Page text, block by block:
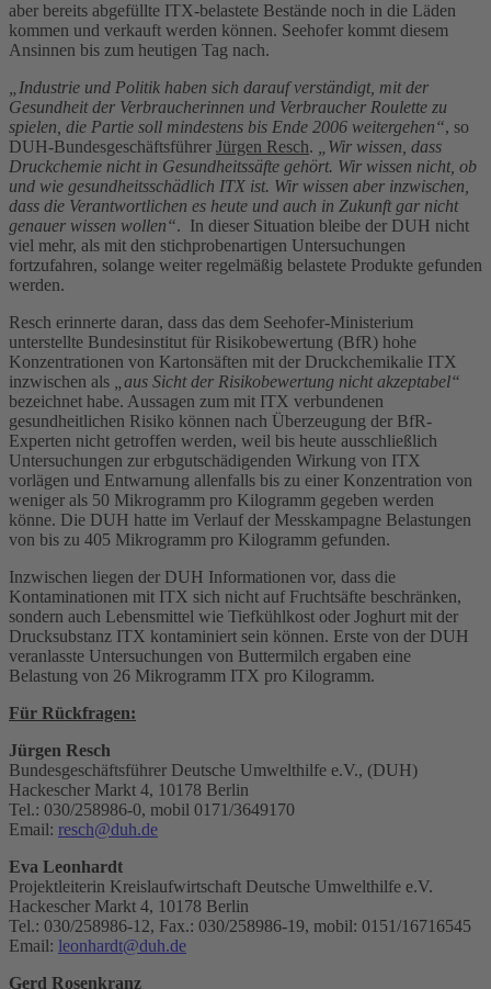
aber bereits abgefüllte ITX-belastete Bestände noch in die Läden
kommen und verkauft werden können. Seehofer kommt diesem
Ansinnen bis zum heutigen Tag nach.
„Industrie und Politik haben sich darauf verständigt, mit der
Gesundheit der Verbraucherinnen und Verbraucher Roulette zu
spielen, die Partie soll mindestens bis Ende 2006 weitergehen“, so
DUH-Bundesgeschäftsführer Jürgen Resch.
„Wir wissen, dass
Druckchemie nicht in Gesundheitssäfte gehört. Wir wissen nicht, ob
und wie gesundheitsschädlich ITX ist. Wir wissen aber inzwischen,
dass die Verantwortlichen es heute und auch in Zukunft gar nicht
genauer wissen wollen“. In dieser Situation bleibe der DUH nicht
viel mehr, als mit den stichprobenartigen Untersuchungen
fortzufahren, solange weiter regelmäßig belastete Produkte gefunden
werden.
Resch erinnerte daran, dass das dem Seehofer-Ministerium
unterstellte Bundesinstitut für Risikobewertung (BfR) hohe
Konzentrationen von Kartonsäften mit der Druckchemikalie ITX
inzwischen als
„aus Sicht der Risikobewertung nicht akzeptabel“
bezeichnet habe. Aussagen zum mit ITX verbundenen
gesundheitlichen Risiko können nach Überzeugung der BfR-
Experten nicht getroffen werden, weil bis heute ausschließlich
Untersuchungen zur erbgutschädigenden Wirkung von ITX
vorlägen und Entwarnung allenfalls bis zu einer Konzentration von
weniger als 50 Mikrogramm pro Kilogramm gegeben werden
könne. Die DUH hatte im Verlauf der Messkampagne Belastungen
von bis zu 405 Mikrogramm pro Kilogramm gefunden.
Inzwischen liegen der DUH Informationen vor, dass die
Kontaminationen mit ITX sich nicht auf Fruchtsäfte beschränken,
sondern auch Lebensmittel wie Tiefkühlkost oder Joghurt mit der
Drucksubstanz ITX kontaminiert sein können. Erste von der DUH
veranlasste Untersuchungen von Buttermilch ergaben eine
Belastung von 26 Mikrogramm ITX pro Kilogramm.
Für Rückfragen:
Jürgen Resch
Bundesgeschäftsführer Deutsche Umwelthilfe e.V., (DUH)
Hackescher Markt 4, 10178 Berlin
Tel.: 030/258986-0, mobil 0171/3649170
Email: resch@duh.de
Eva Leonhardt
Projektleiterin Kreislaufwirtschaft Deutsche Umwelthilfe e.V.
Hackescher Markt 4, 10178 Berlin
Tel.: 030/258986-12, Fax.: 030/258986-19, mobil: 0151/16716545
Email: leonhardt@duh.de
Gerd Rosenkranz